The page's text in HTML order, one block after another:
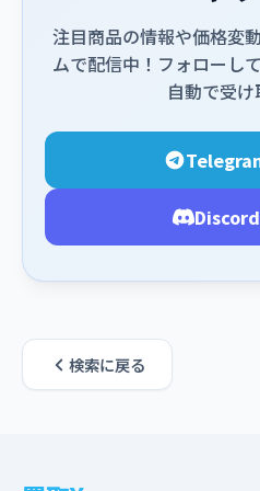
注目商品の情報や価格変
ムで配信中！フォローし
自動で受け
検索に戻る